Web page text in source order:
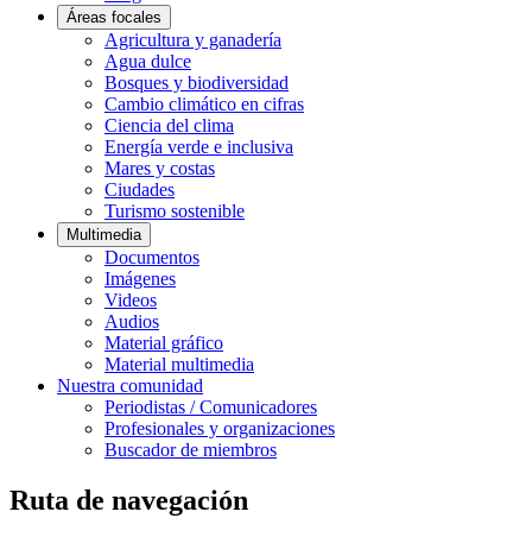
Áreas focales
Agricultura y ganadería
Agua dulce
Bosques y biodiversidad
Cambio climático en cifras
Ciencia del clima
Energía verde e inclusiva
Mares y costas
Ciudades
Turismo sostenible
Multimedia
Documentos
Imágenes
Videos
Audios
Material gráfico
Material multimedia
Nuestra comunidad
Periodistas / Comunicadores
Profesionales y organizaciones
Buscador de miembros
Ruta de navegación